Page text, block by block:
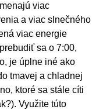
viac
a viac slnečného
viac energie
sa o 7:00,
je úplne iné ako
tmavej a chladnej
ktoré sa stále cíti
Využite túto